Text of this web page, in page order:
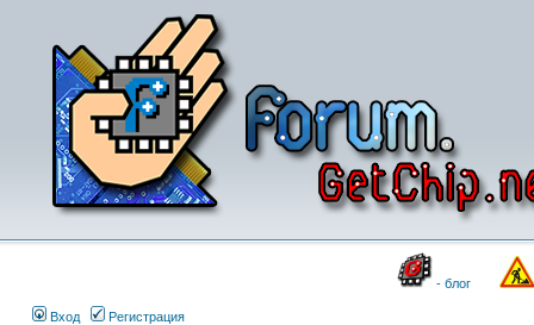
- блог
Вход Регистрация